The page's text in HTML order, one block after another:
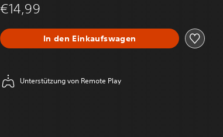
€14,99
In den Einkaufswagen
Unterstützung von Remote Play